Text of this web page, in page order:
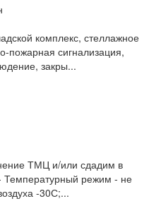
комплекс, стеллажное
пожарная сигнализация,
закры...
ТМЦ и/или сдадим в
Температурный режим - не
-30С;...